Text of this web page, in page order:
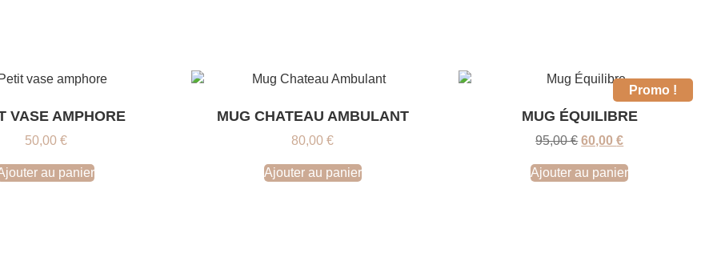
VASE AMPHORE
50,00 €
au panier
MUG CHATEAU AMBULANT
80,00€
Ajouter au panier
Promo !
MUG ÉQUILIBRE
95,00€ 60,00€
Ajouter au panier